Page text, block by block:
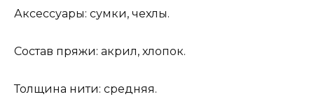
Аксессуары: сумки, чехлы.
Состав пряжи: акрил, хлопок.
Толщина нити: средняя.